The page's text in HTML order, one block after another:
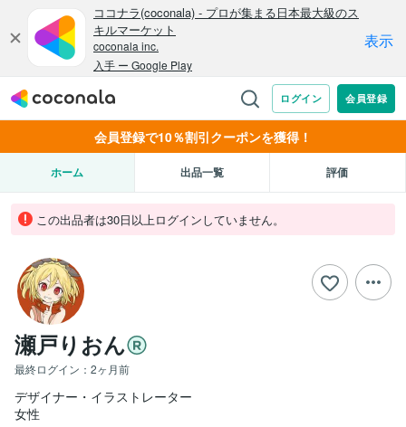
会員登録で10％割引クーポンを獲得！
ホーム 出品一覧 評価
この出品者は30日以上ログインしていません。
瀬戸りおん
最終ログイン： 2ヶ月前
デザイナー・イラストレーター
女性